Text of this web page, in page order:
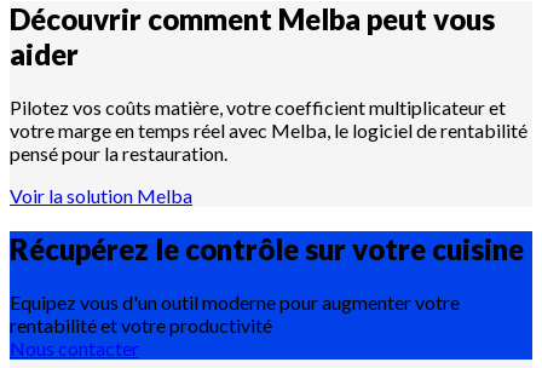
Découvrir comment Melba peut vous
aider
Pilotez vos coûts matière, votre coefficient multiplicateur et
votre marge en temps réel avec Melba, le logiciel de rentabilité
pensé pour la restauration.
Voir la solution Melba
Récupérez le contrôle sur votre cuisine
Equipez vous d'un outil moderne pour augmenter votre
rentabilité et votre productivité
Nous contacter